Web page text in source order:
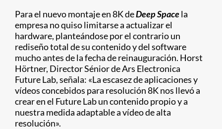
Para el nuevo montaje en 8K deDeep Spacela
empresa no quiso limitarse a actualizar el
hardware, planteándose por el contrario un
rediseño total de su contenido y del software
mucho antes de la fecha de reinauguración. Horst
Hörtner, Director Sénior de Ars Electronica
Future Lab, señala: «La escasez de aplicaciones y
vídeos concebidos para resolución 8K nos llevó a
crear en el Future Lab un contenido propio y a
nuestra medida adaptable a vídeo de alta
resolución».